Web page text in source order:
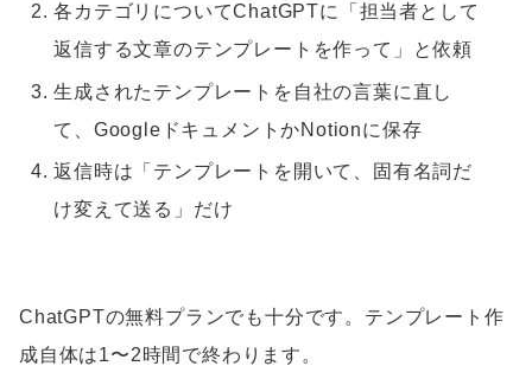
各カテゴリについてChatGPTに「担当者として
返信する文章のテンプレートを作って」と依頼
生成されたテンプレートを自社の言葉に直し
て、GoogleドキュメントかNotionに保存
返信時は「テンプレートを開いて、固有名詞だ
け変えて送る」だけ
ChatGPTの無料プランでも十分です。テンプレート作
成自体は1〜2時間で終わります。